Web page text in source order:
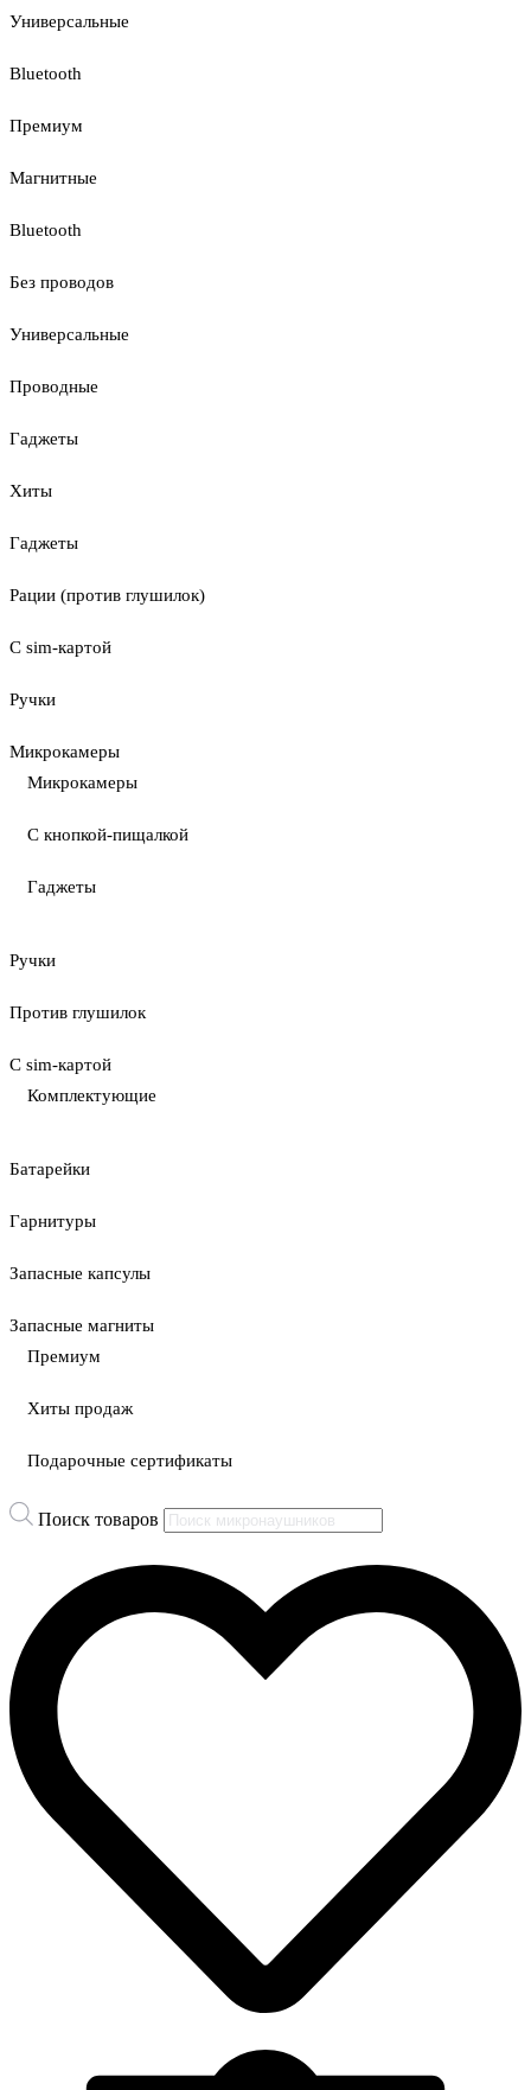
Универсальные
Bluetooth
Премиум
Магнитные
Bluetooth
Без проводов
Универсальные
Проводные
Гаджеты
Хиты
Гаджеты
Рации (против глушилок)
С sim-картой
Ручки
Микрокамеры
Микрокамеры
С кнопкой-пищалкой
Гаджеты
Ручки
Против глушилок
С sim-картой
Комплектующие
Батарейки
Гарнитуры
Запасные капсулы
Запасные магниты
Премиум
Хиты продаж
Подарочные сертификаты
Поиск товаров